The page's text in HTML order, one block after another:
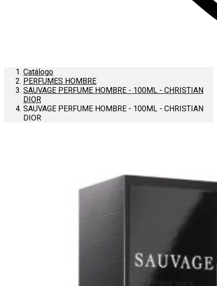
Catálogo
PERFUMES HOMBRE
SAUVAGE PERFUME HOMBRE - 100ML - CHRISTIAN
DIOR
SAUVAGE PERFUME HOMBRE - 100ML - CHRISTIAN
DIOR